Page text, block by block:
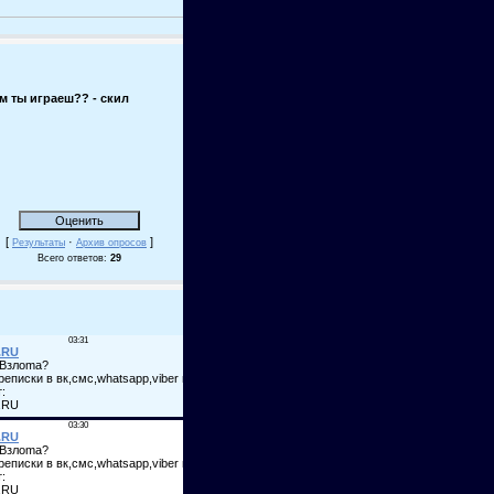
ты играеш?? - скил
[ Результаты · Архив опросов ]
Всего ответов: 29